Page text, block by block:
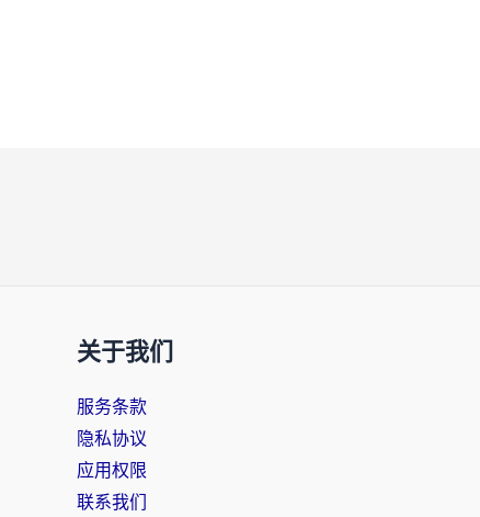
关于我们
服务条款
隐私协议
应用权限
联系我们